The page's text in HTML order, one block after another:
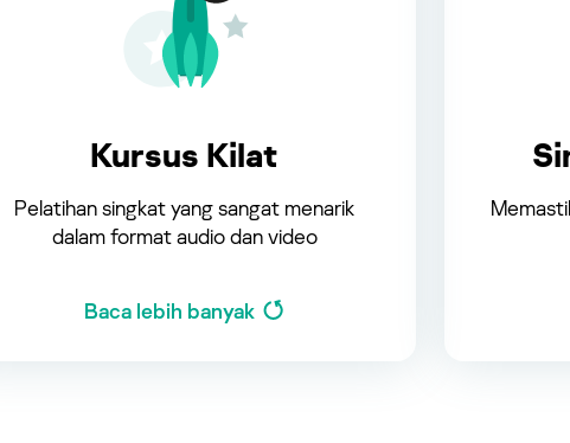
Kursus Kilat
Pelatihan singkat yang sangat menarik
dalam format audio dan video
Baca lebih banyak